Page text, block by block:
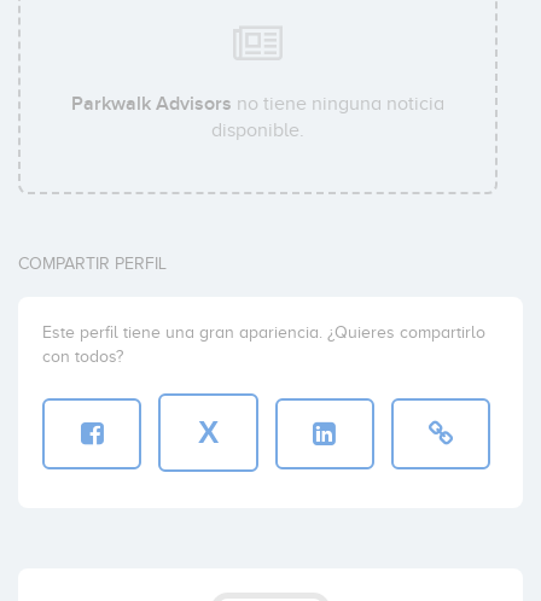
Parkwalk Advisors no tiene ninguna noticia
disponible.
COMPARTIR PERFIL
Este perfil tiene una gran apariencia. ¿Quieres compartirlo
con todos?
X